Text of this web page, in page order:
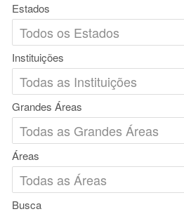
Estados
Instituições
Grandes Áreas
Áreas
Busca